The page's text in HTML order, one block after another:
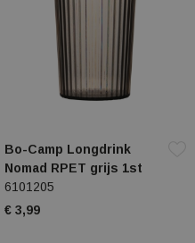
Bo-Camp Longdrink
Nomad RPET grijs 1st
6101205
€ 3,99